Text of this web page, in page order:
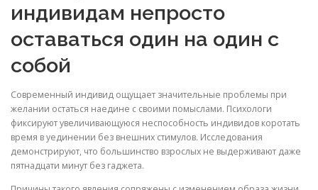
индивидам непросто
оставаться один на один с
собой
Современный индивид ощущает значительные проблемы при
желании остаться наедине с своими помыслами. Психологи
фиксируют увеличивающуюся неспособность индивидов коротать
время в уединении без внешних стимулов. Исследования
демонстрируют, что большинство взрослых не выдерживают даже
пятнадцати минут без гаджета.